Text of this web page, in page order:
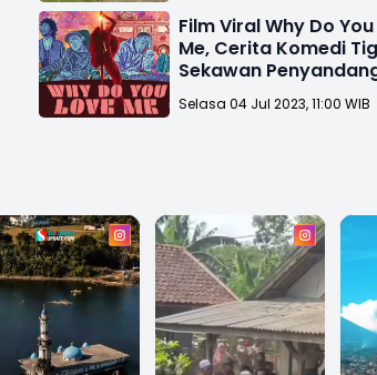
Film Viral Why Do
Me, Cerita Komedi
Sekawan
Disabilitas
Selasa 04 Jul 2023, 11:00 WIB